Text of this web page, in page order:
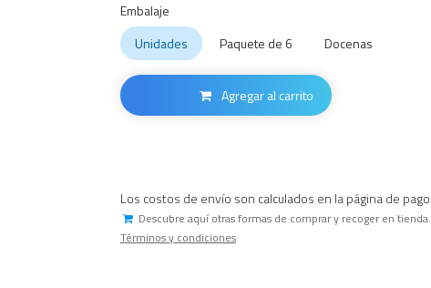
Embalaje
Unidades
Paquete de 6 Docenas
Agregar al carrito
Los costos de envío son calculados en la página de pago
Descubre aquí otras formas de comprar y recoger en tienda.
Términos y condiciones